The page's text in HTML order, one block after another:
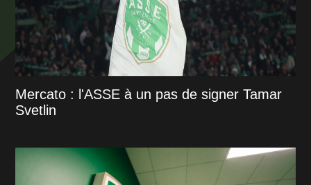
Mercato : l'ASSE à un pas de signer Tamar
Svetlin